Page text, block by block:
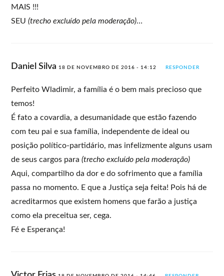
MAIS !!!
SEU(trecho excluído pela moderação)…
Daniel Silva 18 DE NOVEMBRO DE 2016 - 14:12 RESPONDER
Perfeito Wladimir, a família é o bem mais precioso que
temos!
É fato a covardia, a desumanidade que estão fazendo
com teu pai e sua família, independente de ideal ou
posição político-partidário, mas infelizmente alguns usam
de seus cargos para(trecho excluído pela moderação)
Aqui, compartilho da dor e do sofrimento que a família
passa no momento. E que a Justiça seja feita! Pois há de
acreditarmos que existem homens que farão a justiça
como ela preceitua ser, cega.
Fé e Esperança!